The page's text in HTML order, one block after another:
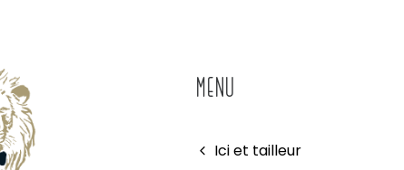
MENU
Ici et tailleur